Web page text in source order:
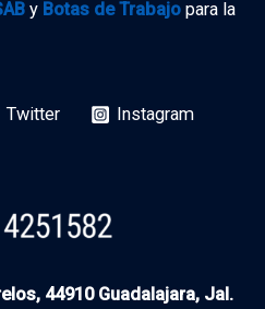
y Botas de Trabajo para la
Twitter Instagram
44910 Guadalajara, Jal.